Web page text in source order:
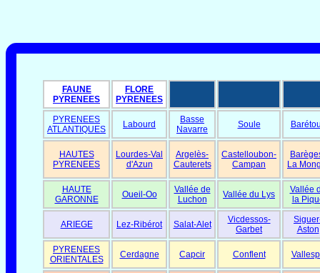
FAUNE
PYRENEES
FLORE
PYRENEES
PYRENEES
ATLANTIQUES
Labourd
Basse
Navarre
Soule
HAUTES
PYRENEES
Lourdes-Val
d'Azun
Argelès-
Cauterets
Castelloubon-
Campan
La
HAUTE
GARONNE
Oueil-Oo
Vallée de
Luchon
Vallée du Lys
Vallée
la
ARIEGE Lez-Ribérot Salat-Alet
Vicdessos-
Garbet
Aston
PYRENEES
ORIENTALES
Cerdagne Capcir Conflent